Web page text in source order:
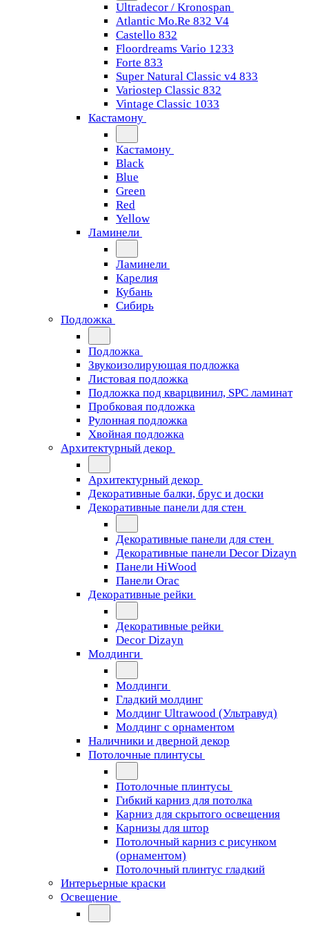
Ultradecor / Kronospan
Atlantic Mo.Re 832 V4
Castello 832
Floordreams Vario 1233
Forte 833
Super Natural Classic v4 833
Variostep Classic 832
Vintage Classic 1033
Кастамону
Кастамону
Black
Blue
Green
Red
Yellow
Ламинели
Ламинели
Карелия
Кубань
Сибирь
Подложка
Подложка
Звукоизолирующая подложка
Листовая подложка
Подложка под кварцвинил, SPC ламинат
Пробковая подложка
Рулонная подложка
Хвойная подложка
Архитектурный декор
Архитектурный декор
Декоративные балки, брус и доски
Декоративные панели для стен
Декоративные панели для стен
Декоративные панели Decor Dizayn
Панели HiWood
Панели Orac
Декоративные рейки
Декоративные рейки
Decor Dizayn
Молдинги
Молдинги
Гладкий молдинг
Молдинг Ultrawood (Ультравуд)
Молдинг с орнаментом
Наличники и дверной декор
Потолочные плинтусы
Потолочные плинтусы
Гибкий карниз для потолка
Карниз для скрытого освещения
Карнизы для штор
Потолочный карниз с рисунком
(орнаментом)
Потолочный плинтус гладкий
Интерьерные краски
Освещение